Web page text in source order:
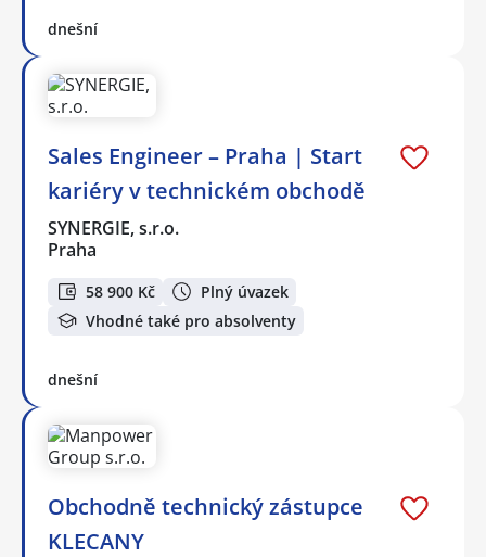
dnešní
Sales Engineer – Praha | Start
kariéry v technickém obchodě
SYNERGIE, s.r.o.
Praha
58 900 Kč
Plný úvazek
Vhodné také pro absolventy
dnešní
Obchodně technický zástupce
KLECANY